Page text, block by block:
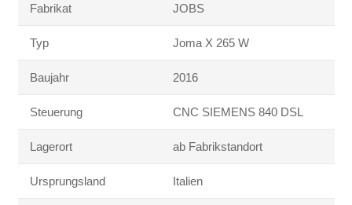
Fabrikat JOBS
Typ Joma X 265 W
Baujahr 2016
Steuerung CNC SIEMENS 840 DSL
Lagerort ab Fabrikstandort
Ursprungsland Italien